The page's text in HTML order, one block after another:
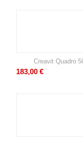
Creavit Quadro
183,00 €